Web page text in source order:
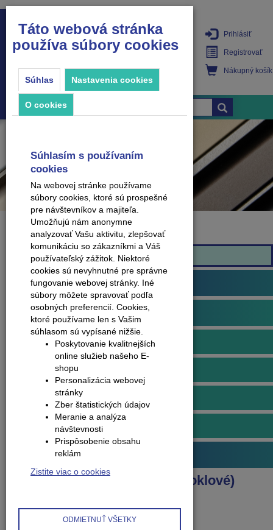
PRODUKTY
Prihlásiť
Registrovať
Nákupný košík
Značka
Effector
Podlahové profily
Obvodové lišty (soklové)
Lišty soklové plastové
Doplnky k plastovým lištám
Lišty soklové hliníkové
Doplnky k hliníkovým lištám
Príslušenstvo k podlahám
Produkty
Obvodové lišty (soklové)
L lišta C40 samolepka 2v1
Táto webová stránka
používa súbory cookies
Súhlas Nastavenia cookies
O cookies
Súhlasím s používaním
cookies
Na webovej stránke používame
súbory cookies, ktoré sú prospešné
pre návštevníkov a majiteľa.
Umožňujú nám anonymne
analyzovať Vašu aktivitu, zlepšovať
komunikáciu so zákazníkmi a Váš
používateľský zážitok. Niektoré
cookies sú nevyhnutné pre správne
fungovanie webovej stránky. Iné
súbory môžete spravovať podľa
osobných preferencií. Cookies,
ktoré používame len s Vašim
súhlasom sú vypísané nižšie.
Poskytovanie kvalitnejších
online služieb našeho E-
shopu
Personalizácia webovej
stránky
Zber štatistických údajov
Meranie a analýza
návštevnosti
Prispôsobenie obsahu
reklám
Zistite viac o cookies
ODMIETNUŤ VŠETKY